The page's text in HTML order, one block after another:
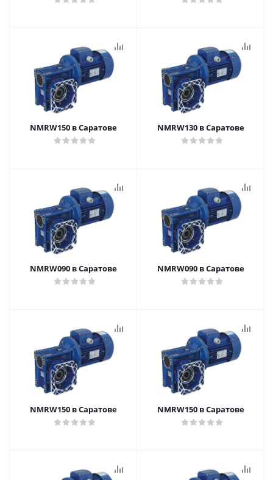
NMRW150 в Саратове NMRW130 в Саратове
NMRW090 в Саратове NMRW090 в Саратове
NMRW150 в Саратове NMRW150 в Саратове